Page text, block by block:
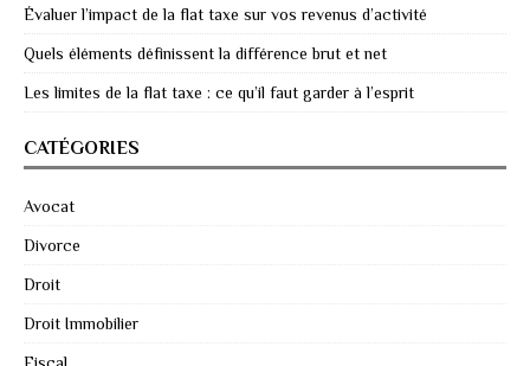
Évaluer l’impact de la flat taxe sur vos revenus d’activité
Quels éléments définissent la différence brut et net
Les limites de la flat taxe : ce qu’il faut garder à l’esprit
CATÉGORIES
Avocat
Divorce
Droit
Droit Immobilier